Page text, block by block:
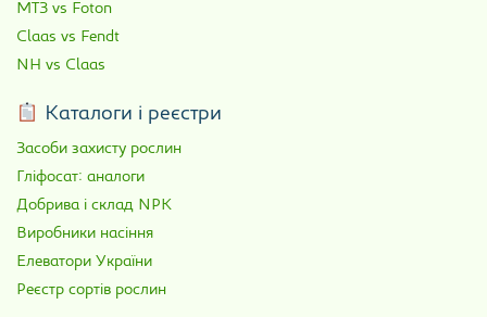
МТЗ vs Foton
Claas vs Fendt
NH vs Claas
Каталоги і реєстри
Засоби захисту рослин
Гліфосат: аналоги
Добрива і склад NPK
Виробники насіння
Елеватори України
Реєстр сортів рослин